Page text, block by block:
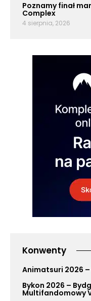
Poznamy finał
Complex
4 sierpnia, 2026
Konwenty
Animatsuri 2026
Bykon 2026 –
Multifandomowy